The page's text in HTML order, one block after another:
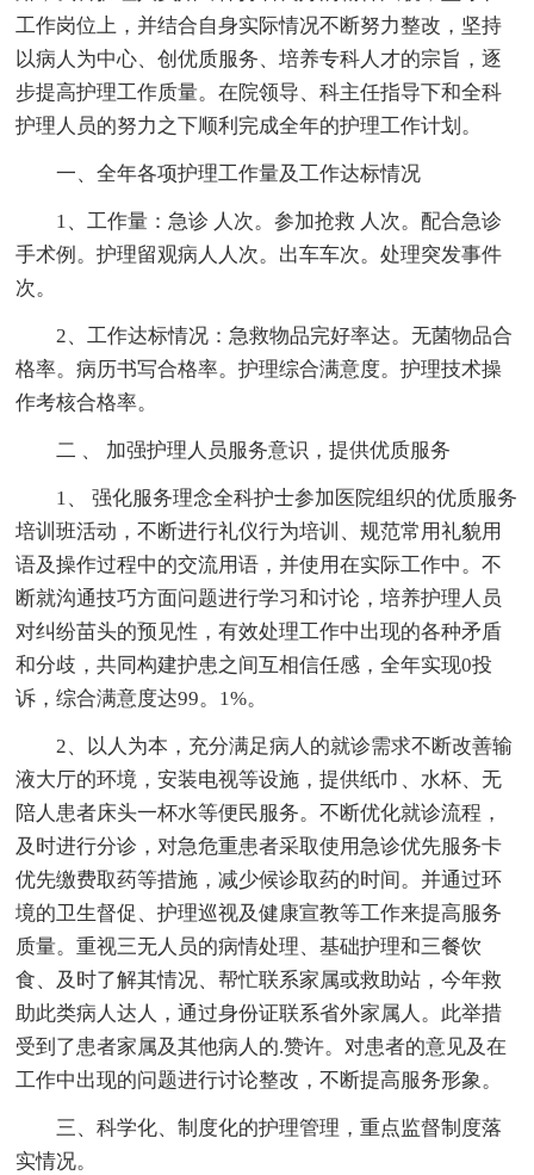
工作岗位上，并结合自身实际情况不断努力整改，坚持
以病人为中心、创优质服务、培养专科人才的宗旨，逐
步提高护理工作质量。在院领导、科主任指导下和全科
护理人员的努力之下顺利完成全年的护理工作计划。
一、全年各项护理工作量及工作达标情况
1、工作量：急诊 人次。参加抢救 人次。配合急诊
手术例。护理留观病人人次。出车车次。处理突发事件
次。
2、工作达标情况：急救物品完好率达。无菌物品合
格率。病历书写合格率。护理综合满意度。护理技术操
作考核合格率。
二 、 加强护理人员服务意识，提供优质服务
1、 强化服务理念全科护士参加医院组织的优质服务
培训班活动，不断进行礼仪行为培训、规范常用礼貌用
语及操作过程中的交流用语，并使用在实际工作中。不
断就沟通技巧方面问题进行学习和讨论，培养护理人员
对纠纷苗头的预见性，有效处理工作中出现的各种矛盾
和分歧，共同构建护患之间互相信任感，全年实现0投
诉，综合满意度达99。1%。
2、以人为本，充分满足病人的就诊需求不断改善输
液大厅的环境，安装电视等设施，提供纸巾、水杯、无
陪人患者床头一杯水等便民服务。不断优化就诊流程，
及时进行分诊，对急危重患者采取使用急诊优先服务卡
优先缴费取药等措施，减少候诊取药的时间。并通过环
境的卫生督促、护理巡视及健康宣教等工作来提高服务
质量。重视三无人员的病情处理、基础护理和三餐饮
食、及时了解其情况、帮忙联系家属或救助站，今年救
助此类病人达人，通过身份证联系省外家属人。此举措
受到了患者家属及其他病人的.赞许。对患者的意见及在
工作中出现的问题进行讨论整改，不断提高服务形象。
三、科学化、制度化的护理管理，重点监督制度落
实情况。